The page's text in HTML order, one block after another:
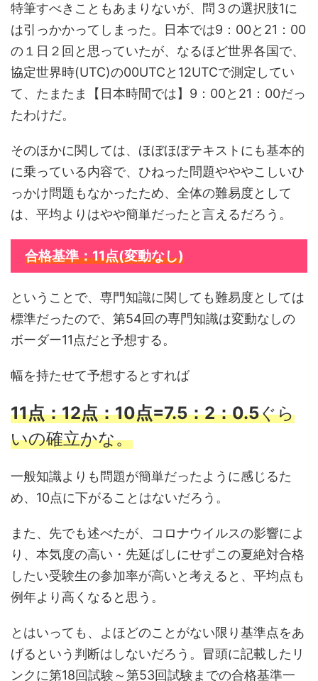
特筆すべきこともあまりないが、問３の選択肢1に
は引っかかってしまった。日本では9：00と21：00
の１日２回と思っていたが、なるほど世界各国で、
協定世界時(UTC)の00UTCと12UTCで測定してい
て、たまたま【日本時間では】9：00と21：00だっ
たわけだ。
そのほかに関しては、ほぼほぼテキストにも基本的
に乗っている内容で、ひねった問題やややこしいひ
っかけ問題もなかったため、全体の難易度として
は、平均よりはやや簡単だったと言えるだろう。
合格基準：11点(変動なし)
ということで、専門知識に関しても難易度としては
標準だったので、第54回の専門知識は変動なしの
ボーダー11点だと予想する。
幅を持たせて予想するとすれば
11点：12点：10点=7.5：2：0.5ぐら
いの確立かな。
一般知識よりも問題が簡単だったように感じるた
め、10点に下がることはないだろう。
また、先でも述べたが、コロナウイルスの影響によ
り、本気度の高い・先延ばしにせずこの夏絶対合格
したい受験生の参加率が高いと考えると、平均点も
例年より高くなると思う。
とはいっても、よほどのことがない限り基準点をあ
げるという判断はしないだろう。冒頭に記載したリ
ンクに第18回試験～第53回試験までの合格基準一